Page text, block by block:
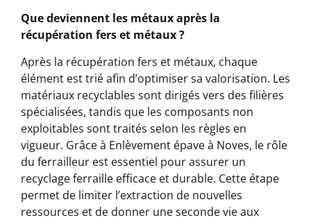
Que deviennent les métaux après la
récupération fers et métaux ?
Après la récupération fers et métaux, chaque
élément est trié afin d’optimiser sa valorisation. Les
matériaux recyclables sont dirigés vers des filières
spécialisées, tandis que les composants non
exploitables sont traités selon les règles en
vigueur. Grâce à Enlèvement épave à Noves, le rôle
du ferrailleur est essentiel pour assurer un
recyclage ferraille efficace et durable. Cette étape
permet de limiter l’extraction de nouvelles
ressources et de donner une seconde vie aux